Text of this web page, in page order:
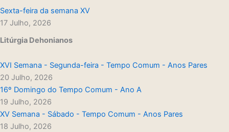
Sexta-feira da semana XV
17 Julho, 2026
Litúrgia Dehonianos
XVI Semana - Segunda-feira - Tempo Comum - Anos Pares
20 Julho, 2026
16º Domingo do Tempo Comum - Ano A
19 Julho, 2026
XV Semana - Sábado - Tempo Comum - Anos Pares
18 Julho, 2026